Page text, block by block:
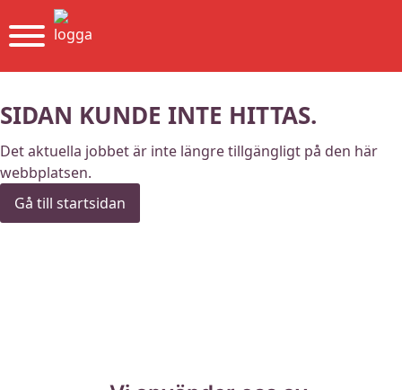
SIDAN KUNDE INTE HITTAS.
Det aktuella jobbet är inte längre tillgängligt på den här
webbplatsen.
Gå till startsidan